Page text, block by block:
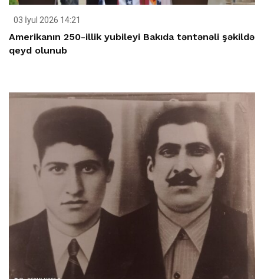
03 İyul 2026 14:21
Amerikanın 250-illik yubileyi Bakıda təntənəli şəkildə
qeyd olunub